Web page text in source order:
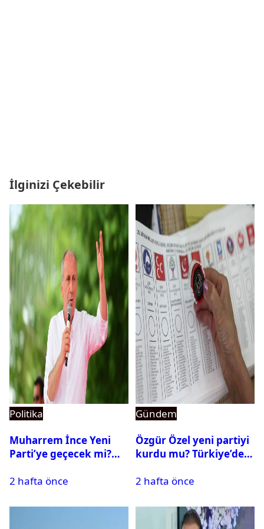
İlginizi Çekebilir
Politika
Muharrem İnce Yeni
Parti’ye geçecek mi?
2 hafta önce
Gündem
Özgür Özel yeni partiyi
kurdu mu? Türkiye’de
süreci nasıl işler?
2 hafta önce